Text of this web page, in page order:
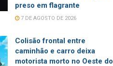
preso em flagrante
7 DE AGOSTO DE 2026
Colisão frontal entre
caminhão e carro deixa
motorista morto no Oeste do